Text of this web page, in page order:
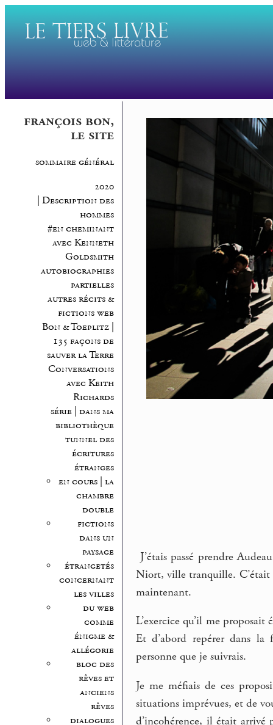
françois bon,
le site
sommaire général
2020
| Description des
hommes
#en cheminant
avec Kenneth
Goldsmith
autobiographies
partielles
autres récits &
fictions web
Bon & Toeplitz |
135 façons de
sauver la Terre
Conversations
avec Keith
Richards
série | dans ma
bibliothèque
tunnel des
écritures
étranges
en cours | la
chambre
double
fictions
dans un
paysage
étrangetés
concernant
les villes
du web
comme
énigme &
allégorie
bloc des
rêves et
anciens
rêves
dialogues
J’étais passé prendre
Niort, ville tranquille. C’était
maintenant.
L’exercice qu’il me
Et d’abord repérer dans la
personne que je suivrais.
Je me méfiais de ces
situations imprévues, et de
d’incohérence, il était arrivé